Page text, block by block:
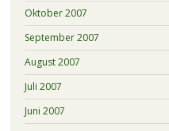
Oktober 2007
September 2007
August 2007
Juli 2007
Juni 2007